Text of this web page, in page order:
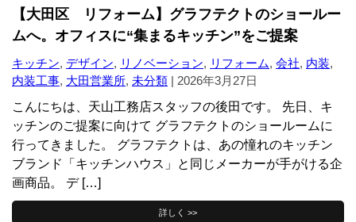
【大田区 リフォーム】グラフテクトのショールー
ムへ。オフィスに“集まるキッチン”をご提案
キッチン, デザイン, リノベーション, リフォーム, 会社, 内装,
内装工事, 大田営業所, 未分類 | 2026年3月27日
こんにちは、天山工務店スタッフの後田です。 先日、キ
ッチンのご提案に向けて グラフテクトのショールームに
行ってきました。 グラフテクトは、あの憧れのキッチン
ブランド「キッチンハウス」と同じメーカーが手がける企
画商品。 デ […]
詳しく >>